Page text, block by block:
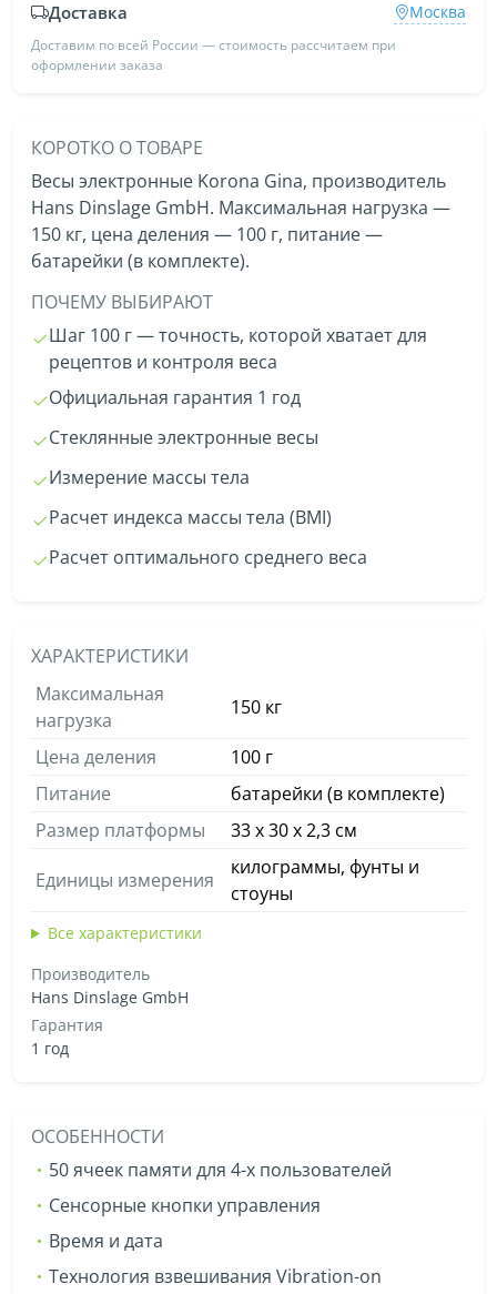
Доставка Москва
Доставим по всей России — стоимость рассчитаем при
оформлении заказа
КОРОТКО О ТОВАРЕ
Весы электронные Korona Gina, производитель
Hans Dinslage GmbH. Максимальная нагрузка —
150 кг, цена деления — 100 г, питание —
батарейки (в комплекте).
ПОЧЕМУ ВЫБИРАЮТ
Шаг 100 г — точность, которой хватает для
рецептов и контроля веса
Официальная гарантия 1 год
Стеклянные электронные весы
Измерение массы тела
Расчет индекса массы тела (BMI)
Расчет оптимального среднего веса
ХАРАКТЕРИСТИКИ
Максимальная
нагрузка
150 кг
Цена деления
100 г
Питание
батарейки (в комплекте)
Размер платформы
33 х 30 х 2,3 см
Единицы измерения
килограммы, фунты и
стоуны
Все характеристики
Производитель
Hans Dinslage GmbH
Гарантия
1 год
ОСОБЕННОСТИ
50 ячеек памяти для 4-х пользователей
Сенсорные кнопки управления
Время и дата
Технология взвешивания Vibration-on